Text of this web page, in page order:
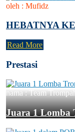
oleh : Mufidz
HEBATNYA
Read More
Prestasi
nama :Team
Juara 1 Lomba